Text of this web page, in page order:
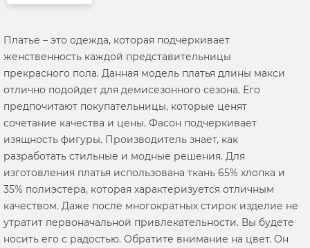
Платье – это одежда, которая подчеркивает
женственность каждой представительницы
прекрасного пола. Данная модель платья длины макси
отлично подойдет для демисезонного сезона. Его
предпочитают покупательницы, которые ценят
сочетание качества и цены. Фасон подчеркивает
изящность фигуры. Производитель знает, как
разработать стильные и модные решения. Для
изготовления платья использована ткань 65% хлопка и
35% полиэстера, которая характеризуется отличным
качеством. Даже после многократных стирок изделие не
утратит первоначальной привлекательности. Вы будете
носить его с радостью. Обратите внимание на цвет. Он